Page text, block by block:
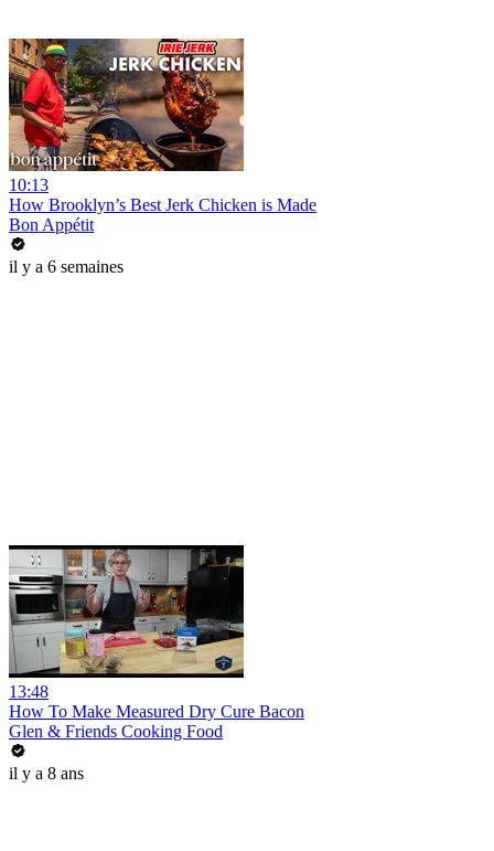
10:13
How Brooklyn’s Best Jerk Chicken is Made
Bon Appétit
il y a 6 semaines
13:48
How To Make Measured Dry Cure Bacon
Glen & Friends Cooking Food
il y a 8 ans